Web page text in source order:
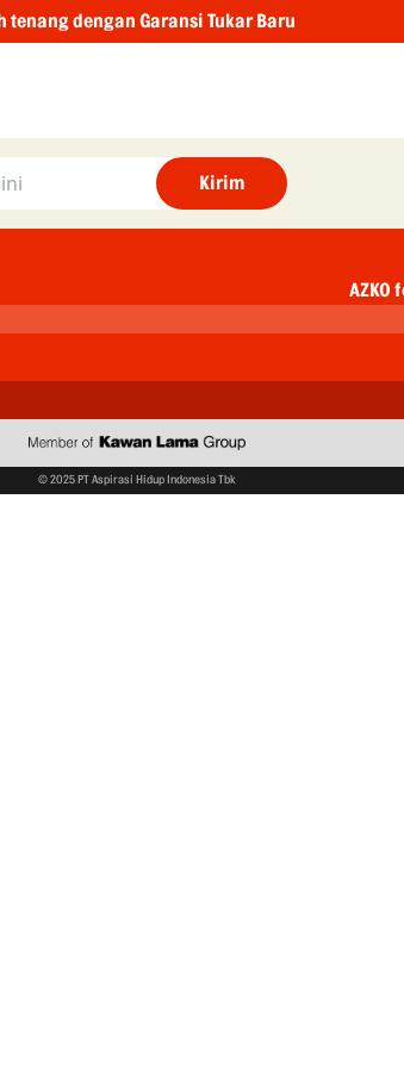
dengan Garansi Tukar Baru
Kirim
AZKO
© 2025 PT Aspirasi Hidup Indonesia Tbk